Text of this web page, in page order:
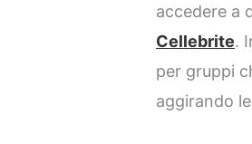
accedere a
Cellebrite.
per gruppi
aggirando